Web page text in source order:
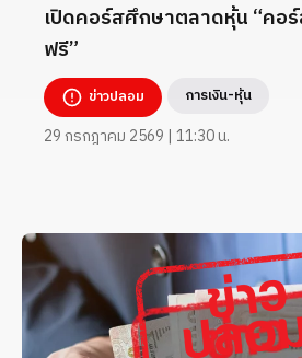
เปิดคอร์สศึกษาตลาดหุ้น “คอ
ฟรี”
ข่าวปลอม การเงิน-หุ้น
29 กรกฎาคม 2569 | 11:30 น.